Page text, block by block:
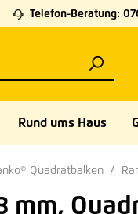
Telefon-Beratung:
Rund ums Haus
Quadratbalken
mm,